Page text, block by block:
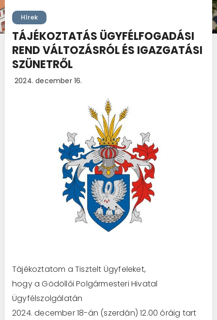
Hírek
TÁJÉKOZTATÁS ÜGYFÉLFOGADÁSI
REND VÁLTOZÁSRÓL ÉS IGAZGATÁSI
SZÜNETRŐL
2024. december 16.
Tájékoztatom a Tisztelt Ügyfeleket,
hogy a Gödöllői Polgármesteri Hivatal
Ügyfélszolgálatán
2024. december 18-án (szerdán) 12.00 óráig tart